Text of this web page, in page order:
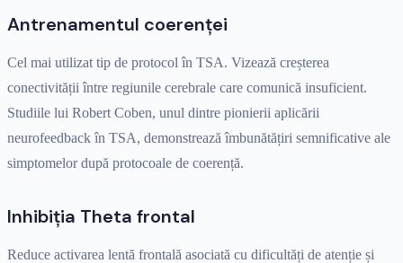
Antrenamentul coerenței
Cel mai utilizat tip de protocol în TSA. Vizează creșterea
conectivității între regiunile cerebrale care comunică insuficient.
Studiile lui Robert Coben, unul dintre pionierii aplicării
neurofeedback în TSA, demonstrează îmbunătățiri semnificative ale
simptomelor după protocoale de coerență.
Inhibiția Theta frontal
Reduce activarea lentă frontală asociată cu dificultăți de atenție și